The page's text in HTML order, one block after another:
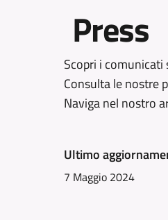
Press
Scopri i comunicati
Consulta le nostre
Naviga nel nostro
Ultimo
7 Maggio 2024